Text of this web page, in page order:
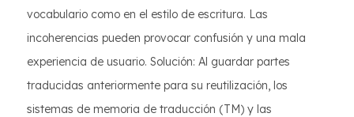
vocabulario como en el estilo de escritura. Las
incoherencias pueden provocar confusión y una mala
experiencia de usuario. Solución: Al guardar partes
traducidas anteriormente para su reutilización, los
sistemas de memoria de traducción (TM) y las